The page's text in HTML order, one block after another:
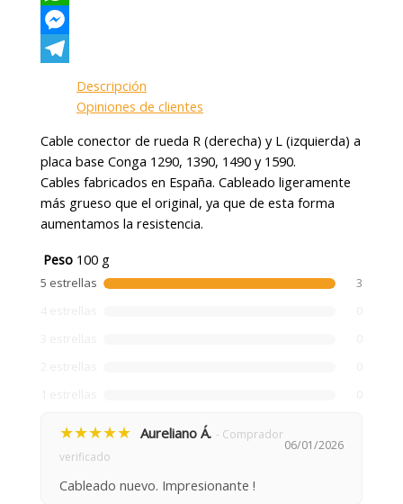
WhatsApp
Messenger
Descripción
Opiniones de clientes
Cable conector de rueda R (derecha) y L (izquierda) a
placa base Conga 1290, 1390, 1490 y 1590.
Cables fabricados en España. Cableado ligeramente
más grueso que el original, ya que de esta forma
aumentamos la resistencia.
Peso 100 g
5 estrellas
3
★★★★★ Aureliano Á. - Comprador
verificado
06/01/2026
Cableado nuevo. Impresionante !